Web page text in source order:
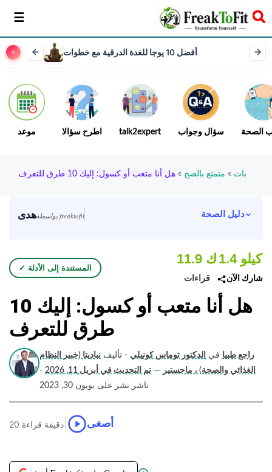
سخر
أفضل 10 يوجا للغدة الدرقية مع خطوات
موعد اطرح سؤالا talk2expert سؤال وجواب الصحة
بات » متمتع بالصح » هل أنا متعب أو كسول: إليك 10 طرق للتعرف
هدى بواسطة freaktofit دليل الصحة
✓ المستندة إلى الأدلة
11.9 ك
قراءات
1.4 كيلو
شارك الآن
هل أنا متعب أو كسول: إليك 10
طرق للتعرف
راجع طبيا في الدكتور توماس كونيلي - تأليف نباديتا (خبير النظام
الغذائي والصحة) ، ماجستير — تم التحديث في أبريل 11, 2026
-
ناشر نشر على يويون 30, 2023
20 دقيقة قراءة أصغى